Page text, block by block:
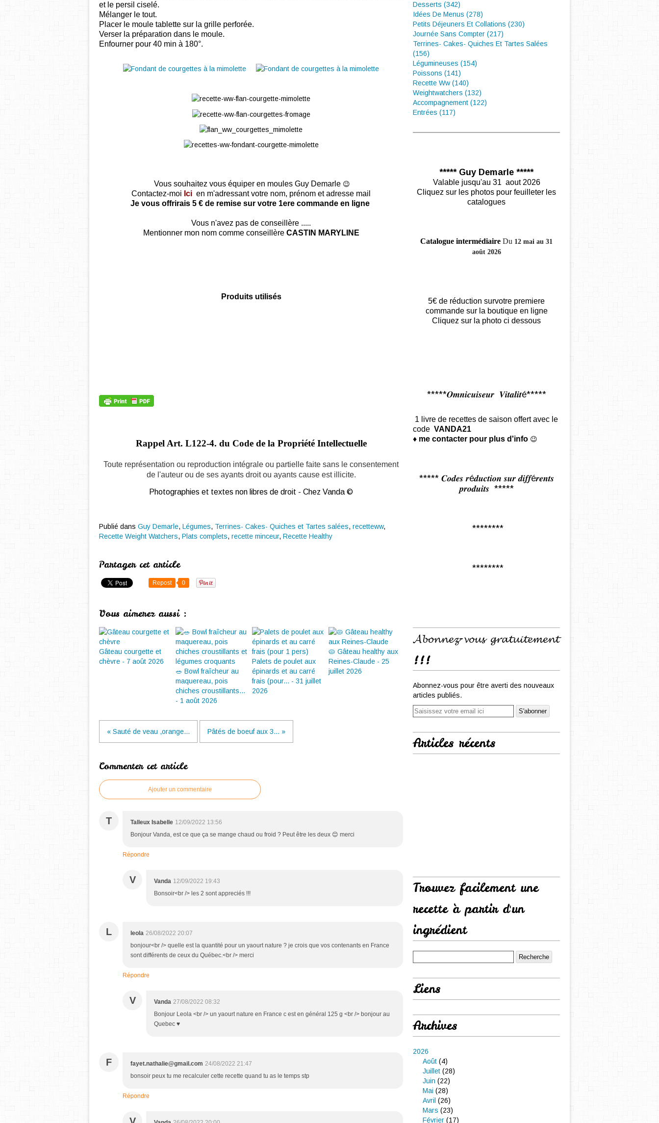
et le persil ciselé.
Mélanger le tout.
Placer le moule tablette sur la grille perforée.
Verser la préparation dans le moule.
Enfourner pour 40 min à 180°.
Vous souhaitez vous équiper en moules Guy Demarle 😉
Contactez-moi Ici en m'adressant votre nom, prénom et adresse mail
Je vous offrirais 5 € de remise sur votre 1ere commande en ligne
Vous n'avez pas de conseillère .....
Mentionner mon nom comme conseillère CASTIN MARYLINE
Produits utilisés
Rappel Art. L122-4. du Code de la Propriété Intellectuelle
Toute représentation ou reproduction intégrale ou partielle faite sans le consentement
de l'auteur ou de ses ayants droit ou ayants cause est illicite.
Photographies et textes non libres de droit - Chez Vanda ©
Publié dans Guy Demarle, Légumes, Terrines- Cakes- Quiches et Tartes salées, recetteww,
Recette Weight Watchers, Plats complets, recette minceur, Recette Healthy
Partager cet article
Repost 0
Vous aimerez aussi :
Gâteau courgette et
chèvre - 7 août 2026
🥗 Bowl fraîcheur au
maquereau, pois
chiches croustillants...
- 1 août 2026
Palets de poulet aux
épinards et au carré
frais (pour... - 31 juillet
2026
🥧 Gâteau healthy aux
Reines-Claude - 25
juillet 2026
« Sauté de veau ,orange... Pâtés de boeuf aux 3... »
Commenter cet article
Ajouter un commentaire
T Talleux Isabelle 12/09/2022 13:56
Bonjour Vanda, est ce que ça se mange chaud ou froid ? Peut être les deux 😊 merci
Répondre
V Vanda 12/09/2022 19:43
Bonsoir<br /> les 2 sont appreciés !!!
L leola 26/08/2022 20:07
bonjour<br /> quelle est la quantité pour un yaourt nature ? je crois que vos contenants en France
sont différents de ceux du Québec.<br /> merci
Répondre
V Vanda 27/08/2022 08:32
Bonjour Leola <br /> un yaourt nature en France c est en général 125 g <br /> bonjour au
Quebec ♥
F fayet.nathalie@gmail.com 24/08/2022 21:47
bonsoir peux tu me recalculer cette recette quand tu as le temps stp
Répondre
Desserts (342)
Idées De Menus (278)
Petits Déjeuners Et Collations (230)
Journée Sans Compter (217)
Terrines- Cakes- Quiches Et Tartes Salées
(156)
Légumineuses (154)
Poissons (141)
Recette Ww (140)
Weightwatchers (132)
Accompagnement (122)
Entrées (117)
***** Guy Demarle *****
Valable jusqu'au 31 aout 2026
Cliquez sur les photos pour feuilleter les
catalogues
Catalogue intermédiaire Du 12 mai au 31
août 2026
5€ de réduction survotre premiere
commande sur la boutique en ligne
Cliquez sur la photo ci dessous
*****𝑶𝒎𝒏𝒊𝒄𝒖𝒊𝒔𝒆𝒖𝒓 𝑽𝒊𝒕𝒂𝒍𝒊𝒕é*****
1 livre de recettes de saison offertavec le
code VANDA21
♦ me contacter pour plus d'info 😉
***** 𝑪𝒐𝒅𝒆𝒔 𝒓é𝒅𝒖𝒄𝒕𝒊𝒐𝒏 𝒔𝒖𝒓 𝒅𝒊𝒇𝒇é𝒓𝒆𝒏𝒕𝒔
𝒑𝒓𝒐𝒅𝒖𝒊𝒕𝒔 *****
********
********
𝓐𝓫𝓸𝓷𝓷𝓮𝔃-𝓿𝓸𝓾𝓼 𝓰𝓻𝓪𝓽𝓾𝓲𝓽𝓮𝓶𝓮𝓷𝓽
!!!
Abonnez-vous pour être averti des nouveaux
articles publiés.
Articles récents
Trouvez facilement une
recette à partir d'un
ingrédient
Liens
Archives
2026
Août (4)
Juillet (28)
Juin (22)
Mai (28)
Avril (26)
Mars (23)
Février (17)